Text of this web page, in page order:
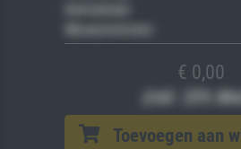
Museumslizenz
€ 0,00
(inkl. 20%
Toevoegen aan